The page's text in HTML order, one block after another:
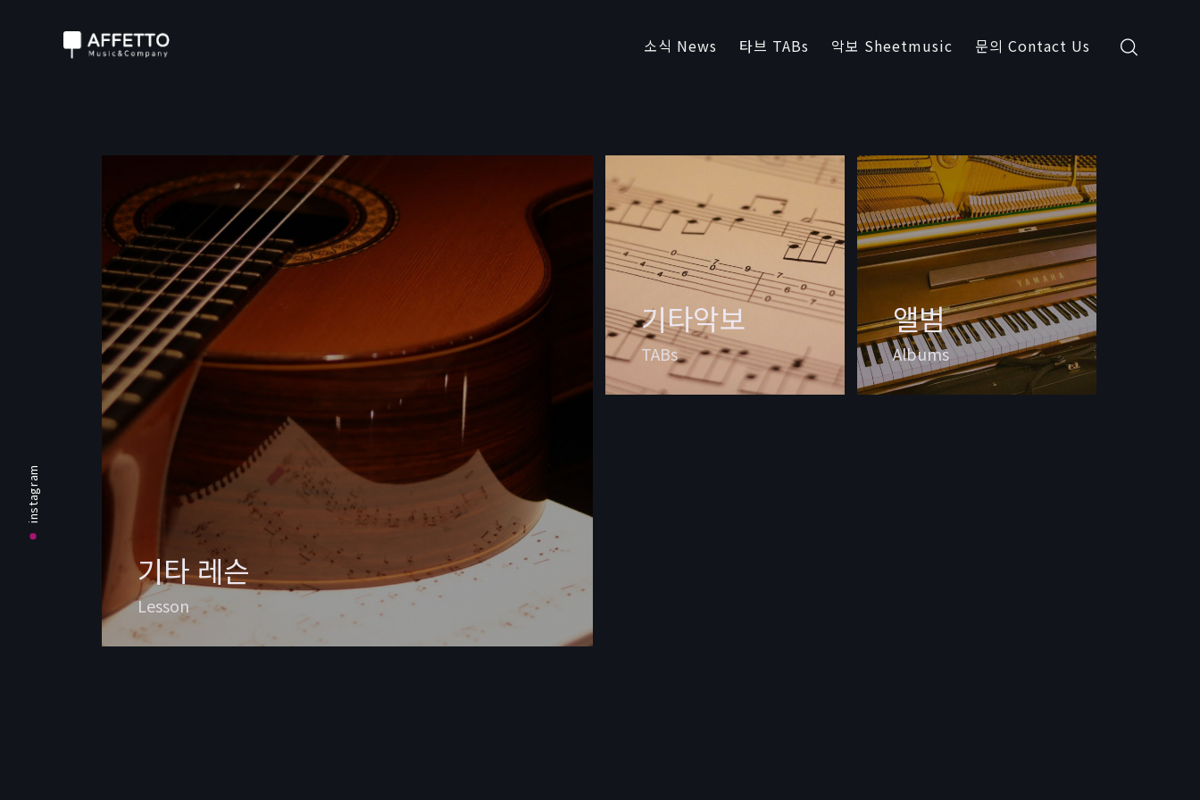
소식 News 타브 TABs 악보 Sheetmusic 문의 Contact Us
instagram
기타 레슨
Lesson
기타악보
TABs
앨범
Albums